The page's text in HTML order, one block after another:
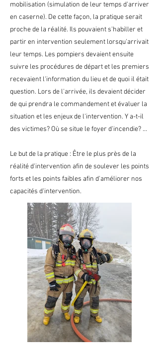
mobilisation (simulation de leur temps d'arriver
en caserne). De cette façon, la pratique serait
proche de la réalité. Ils pouvaient s'habiller et
partir en intervention seulement lorsqu'arrivait
leur temps. Les pompiers devaient ensuite
suivre les procédures de départ et les premiers
recevaient l'information du lieu et de quoi il était
question. Lors de l'arrivée, ils devaient décider
de qui prendra le commandement et évaluer la
situation et les enjeux de l'intervention. Y a-t-il
des victimes? Où se situe le foyer d'incendie? ...
Le but de la pratique : Être le plus près de la
réalité d'intervention afin de soulever les points
forts et les points faibles afin d'améliorer nos
capacités d'intervention.